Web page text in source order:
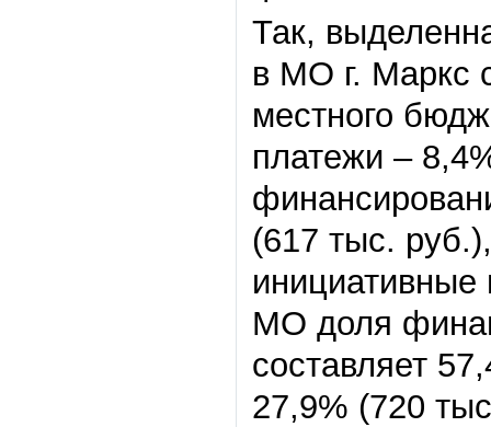
Так,
в МО г. Маркс
местного
платежи –
(617 тыс.
МО доля
составляет
27,9% (720